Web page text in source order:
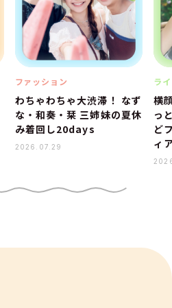
ファッション
わちゃわちゃ大渋滞！ なず
な・和奏・栞 三姉妹の夏休
み着回し20days
2026.07.29
ラ
横
っ
ど
ィ